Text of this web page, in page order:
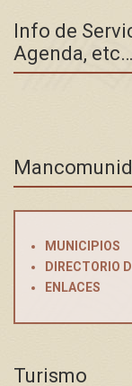
Info de
Agenda,
MUNICIPIOS
DIRECTORIO
ENLACES
Turismo